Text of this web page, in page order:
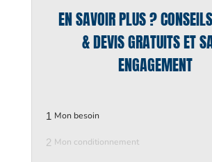
EN SAVOIR PLUS ?
& DEVIS GRATUITS ET
ENGAGEMENT
1 Mon besoin
2 Mon conditionnement